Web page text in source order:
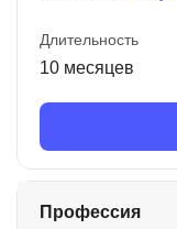
Длительность
10 месяцев
Профессия